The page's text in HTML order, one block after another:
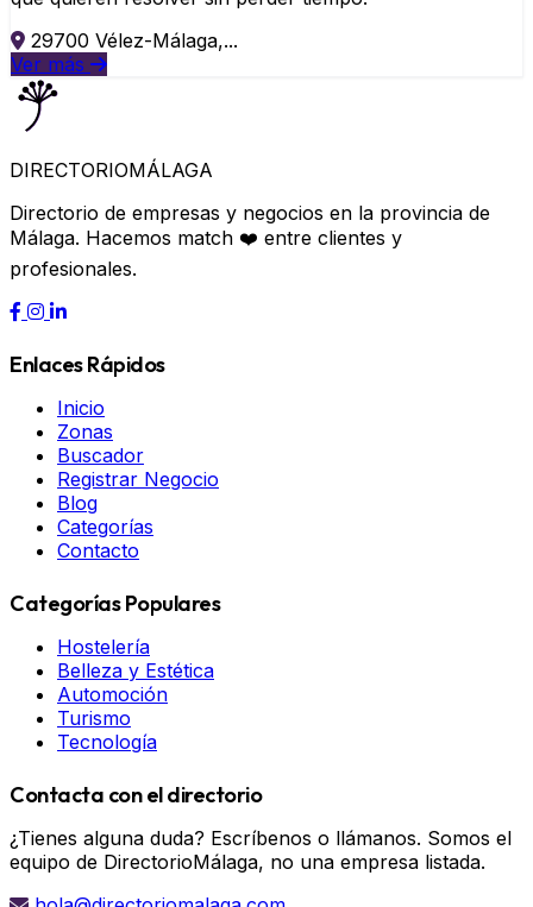
29700 Vélez-Málaga,...
Ver más
DIRECTORIOMÁLAGA
Directorio de empresas y negocios en la provincia de
Málaga. Hacemos match ❤️ entre clientes y
profesionales.
Enlaces Rápidos
Inicio
Zonas
Buscador
Registrar Negocio
Blog
Categorías
Contacto
Categorías Populares
Hostelería
Belleza y Estética
Automoción
Turismo
Tecnología
Contacta con el directorio
¿Tienes alguna duda? Escríbenos o llámanos. Somos el
equipo de DirectorioMálaga, no una empresa listada.